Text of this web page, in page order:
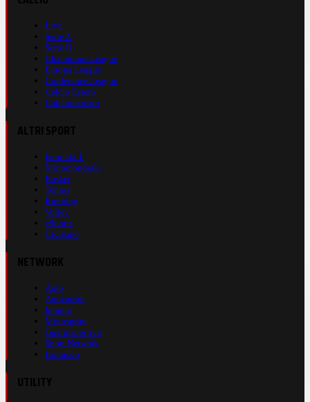
Live
Serie A
Serie B
Champions League
Europa League
Conference League
Calcio Estero
Calciomercato
Formula 1
Motomondiale
Basket
Tennis
Running
Volley
eSports
Ciclismo
Auto
Autosprint
Inmoto
Motosprint
Guerinsportivo
Sport Network
Fantacup